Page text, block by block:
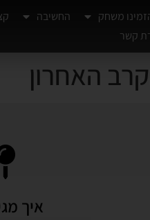
משחק החשיבה
קשר
האחרון
איך